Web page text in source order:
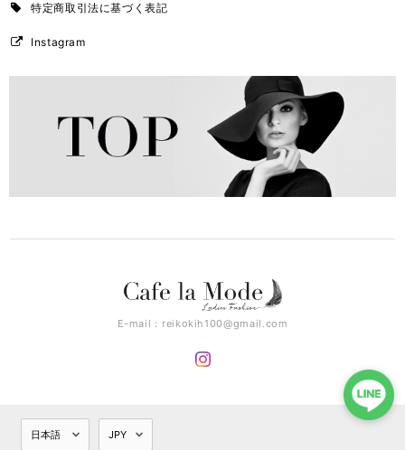
特定商取引法に基づく表記
Instagram
E-mail： reikokih100@gmail.com